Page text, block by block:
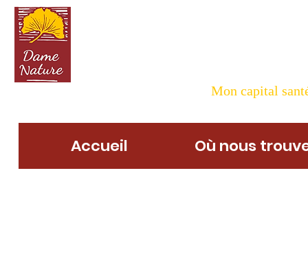
Mon capital
Accueil Où nous